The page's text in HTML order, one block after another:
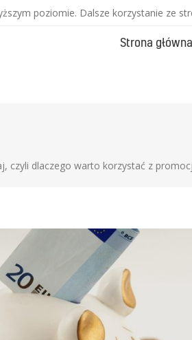
poziomie. Dalsze korzystanie ze
Strona główna
czyli dlaczego warto korzystać z